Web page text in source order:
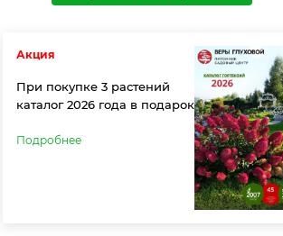
Акция
При покупке 3 растений
каталог 2026 года в подарок
Подробнее